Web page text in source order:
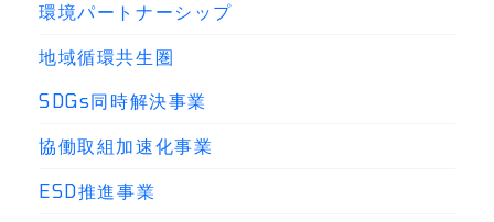
環境パートナーシップ
地域循環共生圏
SDGs同時解決事業
協働取組加速化事業
ESD推進事業